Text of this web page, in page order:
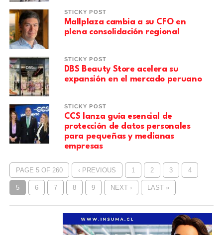
STICKY POST
Mallplaza cambia a su CFO en
plena consolidación regional
STICKY POST
DBS Beauty Store acelera su
expansión en el mercado peruano
STICKY POST
CCS lanza guía esencial de
protección de datos personales
para pequeñas y medianas
empresas
PAGE 5 OF 260 ‹ PREVIOUS 1 2 3 4
5 6 7 8 9 NEXT › LAST »